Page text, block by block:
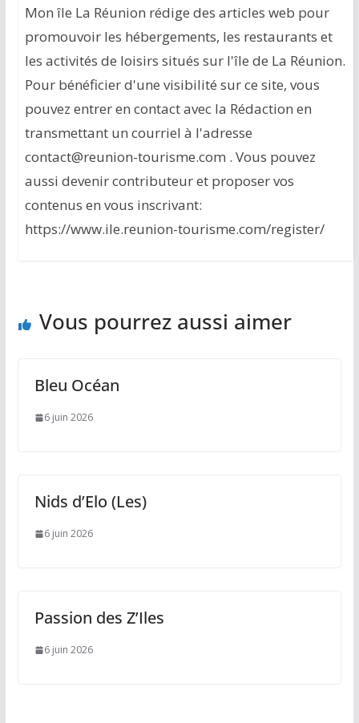
Mon île La Réunion rédige des articles web pour
promouvoir les hébergements, les restaurants et
les activités de loisirs situés sur l'île de La Réunion.
Pour bénéficier d'une visibilité sur ce site, vous
pouvez entrer en contact avec la Rédaction en
transmettant un courriel à l'adresse
contact@reunion-tourisme.com . Vous pouvez
aussi devenir contributeur et proposer vos
contenus en vous inscrivant:
https://www.ile.reunion-tourisme.com/register/
Vous pourrez aussi aimer
Bleu Océan
6 juin 2026
Nids d’Elo (Les)
6 juin 2026
Passion des Z’Iles
6 juin 2026